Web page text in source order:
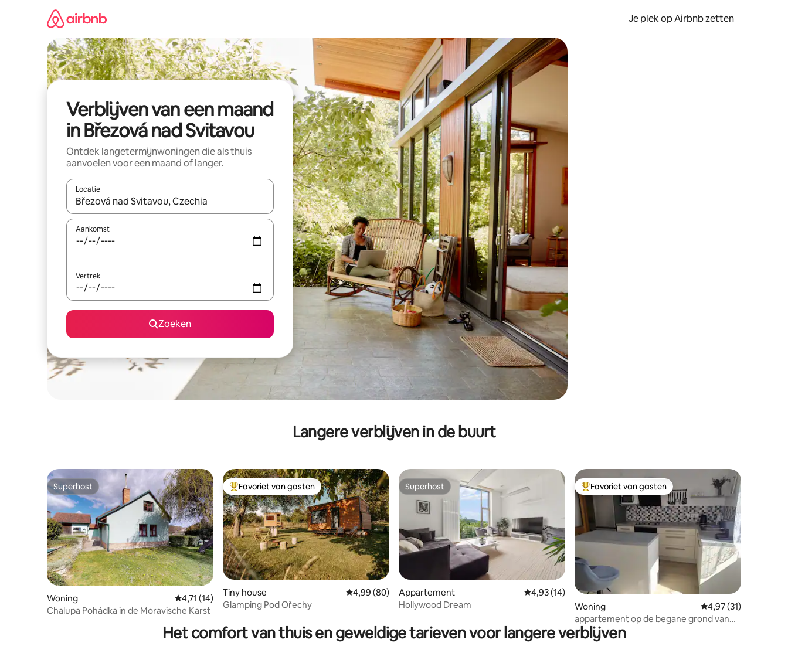
Je plek op Airbnb zetten
Verblijven van een maand
in Březová nad Svitavou
Ontdek langetermijnwoningen die als thuis
aanvoelen voor een maand of langer.
Locatie
Wanneer er resultaten beschikbaar zijn, maak je een keuze met je de pijltjestoetsen omhoog en omlaag, óf door te tikken of swipen.
Aankomst
Vertrek
Zoeken
Langere verblijven in de buurt
Superhost
Superhost
Woning Gemiddelde beoordeling van 4,71 op 5, 14 recensies
4,71 (14)
Chalupa Pohádka in de Moravische Karst
Topfavoriet van gasten
Favoriet van gasten
Tiny house Gemiddelde beoordeling van 4,99 op 5, 80 recensies
4,99 (80)
Glamping Pod Ořechy
Superhost
Superhost
Appartement Gemiddelde beoordeling van 4,93 op 5, 14 recensies
4,93 (14)
Hollywood Dream
Topfavoriet van gasten
Favoriet van gasten
Woning Gemiddelde
4,97 (31)
appartement op de begane grond van
RD Hlinsko
Het comfort van thuis en geweldige tarieven voor langere verblijven